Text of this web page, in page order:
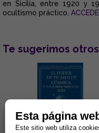
en Sicilia, entre 1920 y
ocultismo práctico.
Te sugerimos
Esta página
Este sitio web utiliza